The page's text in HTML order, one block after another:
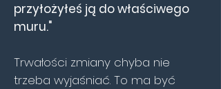
przyłożyłeś ją do właściwego
muru."
Trwałości zmiany chyba nie
trzeba wyjaśniać. To ma być